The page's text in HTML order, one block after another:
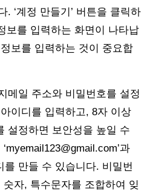
. ‘계정 만들기’ 버튼을 클릭하
보를 입력하는 화면이 나타납
보를 입력하는 것이 중요합
메일 주소와 비밀번호를 설정
이디를 입력하고, 8자 이상
설정하면 보안성을 높일 수
과
를 만들 수 있습니다. 비밀번
자, 특수문자를 조합하여 잊